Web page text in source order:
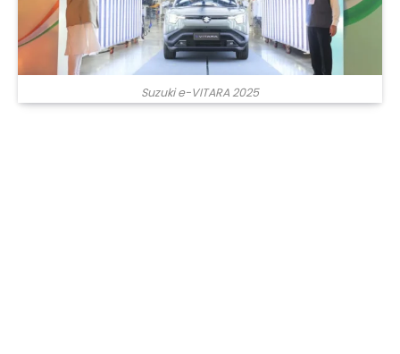
Suzuki e-VITARA 2025